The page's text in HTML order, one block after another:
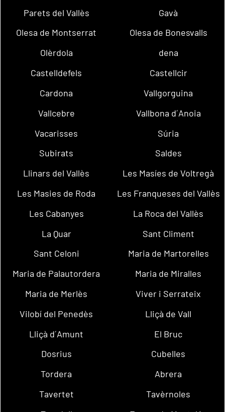
Parets del Vallès
Gavà
Olesa de Montserrat
Olesa de Bonesvalls
Olèrdola
dena
Castelldefels
Castellcir
Cardona
Vallgorguina
Vallcebre
Vallbona d´Anoia
Vacarisses
Súria
Subirats
Saldes
Llinars del Vallès
Les Masíes de Voltregà
Les Masies de Roda
Les Franqueses del Vallès
Les Cabanyes
La Roca del Vallès
La Quar
Sant Climent
Sant Celoni
Maria de Martorelles
Maria de Palautordera
Maria de Miralles
Maria de Merlès
Viver i Serrateix
Vilobí del Penedès
Lliçà de Vall
Lliçà d´Amunt
El Bruc
Dosrius
Cubelles
Tordera
Abrera
Tavertet
Tavèrnoles